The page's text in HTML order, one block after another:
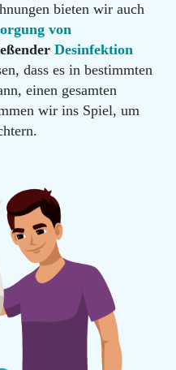
bieten wir auch
von
Desinfektion
dass es in bestimmten
einen gesamten
wir ins Spiel, um